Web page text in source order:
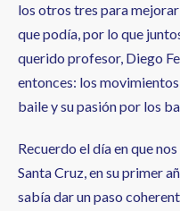
los otros tres para
que podía, por lo que
querido profesor, Diego
entonces: los
baile y su pasión por los
Recuerdo el día en que
Santa Cruz, en su primer
sabía dar un paso